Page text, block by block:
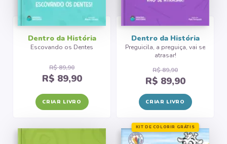
Dentro da História
Escovando os Dentes
R$ 89,90
R$ 89,90
CRIAR LIVRO
Dentro da História
Preguicila, a preguiça, vai se
atrasar!
R$ 89,90
R$ 89,90
CRIAR LIVRO
KIT DE COLORIR GRÁTIS